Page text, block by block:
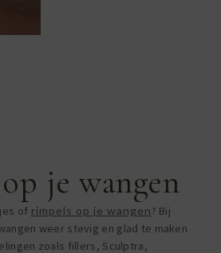
je wangen
of rimpels op je wangen? Bij
weer stevig en glad te maken
zoals fillers, Sculptra,